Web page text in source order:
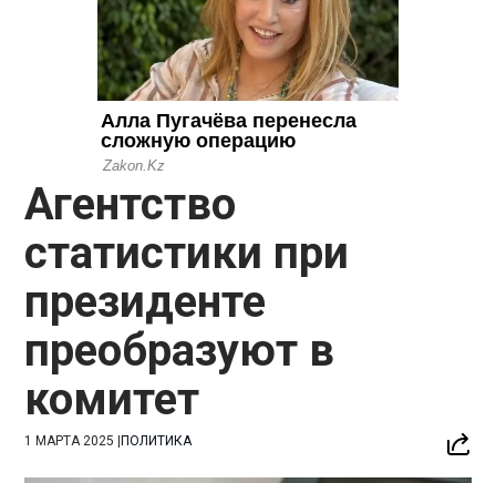
Агентство
статистики при
президенте
преобразуют в
комитет
1 МАРТА 2025 |ПОЛИТИКА